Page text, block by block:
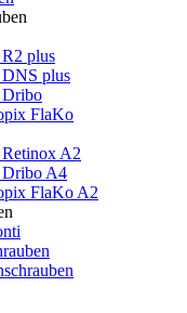
plus
plus
FlaKo
A2
A4
FlaKo A2